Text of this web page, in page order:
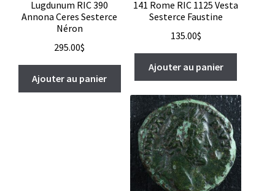
Lugdunum RIC 390
Annona Ceres Sesterce
Néron
295.00$
Ajouter au panier
141 Rome RIC 1125 Vesta
Sesterce Faustine
135.00$
Ajouter au panier